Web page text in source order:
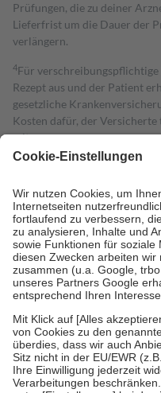
Prüfungen, die zu deiner
Lieferfrist um die Dauer der
verlängern.
4Für
Rezept aus und der Patient
gesetzliche
Kosten dafür, der
mit.
Grundsätzlich leisten
höchstens zehn Euro.
Es sind
Kosten der Leistung zu
Diese Regeln gelten
Bei Heilmitteln und
Zuzahlung zehn Prozent der
Verordnung.
Um das Engagement der
stärken und die besondere
fallenkeine Zuzahlungenan
• Kindern und Jugendlichen
mit Ausnahme der Fahrkosten
• Untersuchungen zur
GKV getragen werden